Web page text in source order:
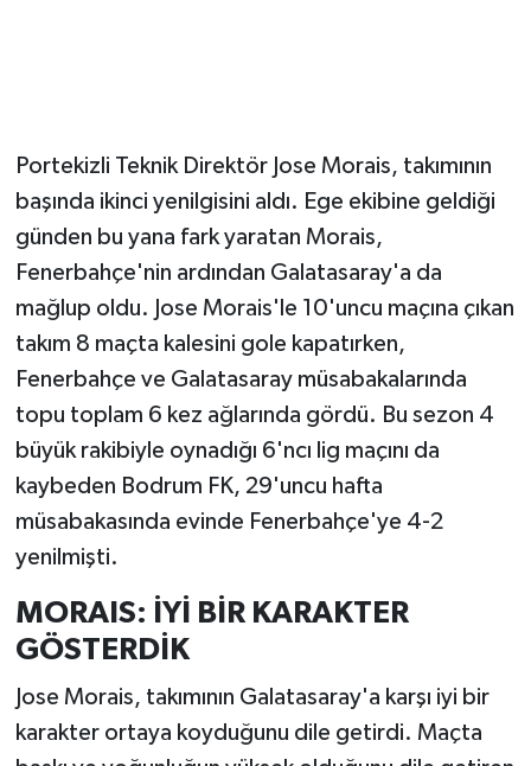
Portekizli Teknik Direktör Jose Morais, takımının
başında ikinci yenilgisini aldı. Ege ekibine geldiği
günden bu yana fark yaratan Morais,
Fenerbahçe'nin ardından Galatasaray'a da
mağlup oldu. Jose Morais'le 10'uncu maçına çıkan
takım 8 maçta kalesini gole kapatırken,
Fenerbahçe ve Galatasaray müsabakalarında
topu toplam 6 kez ağlarında gördü. Bu sezon 4
büyük rakibiyle oynadığı 6'ncı lig maçını da
kaybeden Bodrum FK, 29'uncu hafta
müsabakasında evinde Fenerbahçe'ye 4-2
yenilmişti.
MORAIS: İYİ BİR KARAKTER
GÖSTERDİK
Jose Morais, takımının Galatasaray'a karşı iyi bir
karakter ortaya koyduğunu dile getirdi. Maçta